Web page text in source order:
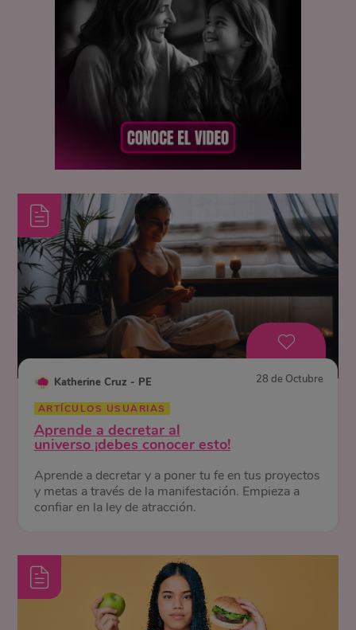
Katherine Cruz - PE 28 de Octubre
ARTÍCULOS USUARIAS
Aprende a decretar al
universo ¡debes conocer esto!
Aprende a decretar y a poner tu fe en tus proyectos
y metas a través de la manifestación. Empieza a
confiar en la ley de atracción.